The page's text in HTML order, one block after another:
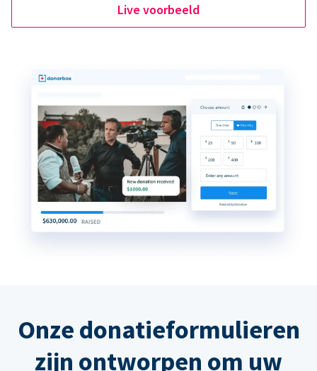
Live voorbeeld
Onze donatieformulieren
zijn ontworpen om uw